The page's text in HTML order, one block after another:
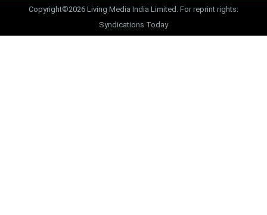
Copyright©2026 Living Media India Limited. For reprint rights:
Syndications Today